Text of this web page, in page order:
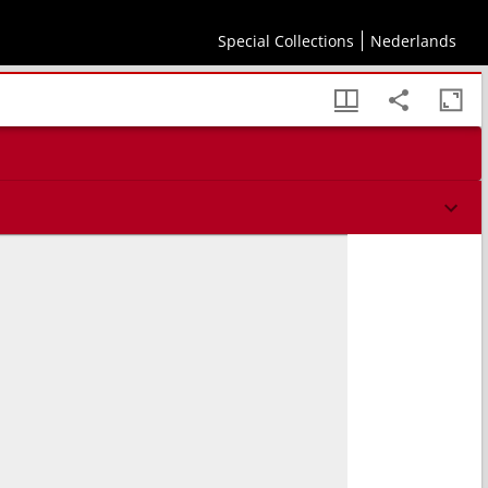
Special Collections Nederlands
: eine auf Erfahrung gestützte ökonomische Abhandlung mit besonderer